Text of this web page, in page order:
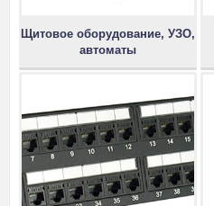
Щитовое оборудование, УЗО,
автоматы